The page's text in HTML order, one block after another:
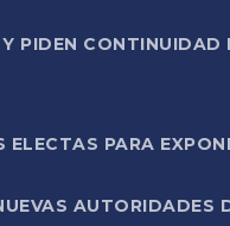
PIDEN
PARA
AUTORIDADES